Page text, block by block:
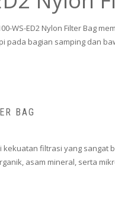
WS-ED2 Nylon Filter Bag
pada bagian samping dan
BAG
kekuatan filtrasi yang sangat
asam mineral, serta